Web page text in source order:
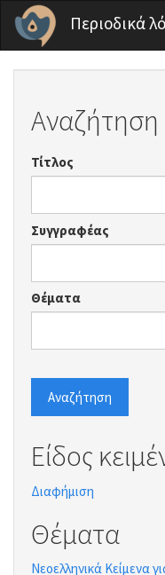
Παράκαμψη προς το κυρίως
Περιοδικά
Αναζήτηση
Τίτλος
Συγγραφέας
Θέματα
Αναζήτηση
Είδος
Διαφήμιση
Θέματα
Νεοελληνικά Κείμενα